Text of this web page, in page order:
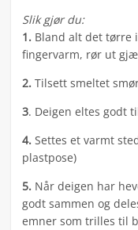
Slik gjør du:
1. Bland alt det tørre
fingervarm, rør ut
2. Tilsett smeltet
3. Deigen eltes godt
4. Settes et varmt
plastpose)
5. Når deigen har
godt sammen og
emner som trilles til